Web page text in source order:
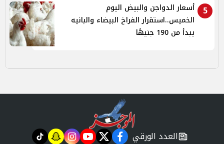
5
أسعار الدواجن والبيض اليوم
الخميس..استقرار الفراخ البيضاء والبانيه
يبدأ من 190 جنيهًا
newspaper
العدد الورقي facebook
twitter
youtube
instagram
snapchat
tiktok